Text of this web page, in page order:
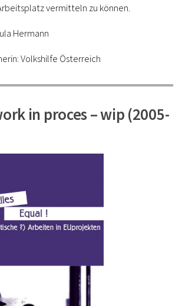
vermitteln zu können.
Hermann
Volkshilfe Österreich
in proces – wip (2005-